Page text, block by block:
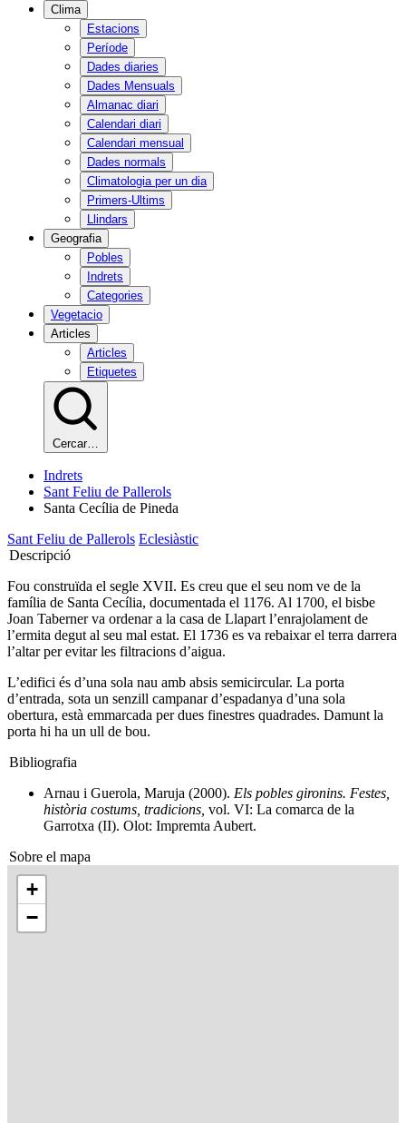
Clima
Estacions
Període
Dades diaries
Dades Mensuals
Almanac diari
Calendari diari
Calendari mensual
Dades normals
Climatologia per un dia
Primers-Ultims
Llindars
Geografia
Pobles
Indrets
Categories
Vegetacio
Articles
Articles
Etiquetes
Cercar…
Indrets
Sant Feliu de Pallerols
Santa Cecília de Pineda
Sant Feliu de Pallerols Eclesiàstic
Descripció
Fou construïda el segle XVII. Es creu que el seu nom ve de la
família de Santa Cecília, documentada el 1176. Al 1700, el bisbe
Joan Taberner va ordenar a la casa de Llapart l’enrajolament de
l’ermita degut al seu mal estat. El 1736 es va rebaixar el terra darrera
l’altar per evitar les filtracions d’aigua.
L’edifici és d’una sola nau amb absis semicircular. La porta
d’entrada, sota un senzill campanar d’espadanya d’una sola
obertura, està emmarcada per dues finestres quadrades. Damunt la
porta hi ha un ull de bou.
Bibliografia
Arnau i Guerola, Maruja (2000). Els pobles gironins. Festes,
història costums, tradicions, vol. VI: La comarca de la
Garrotxa (II). Olot: Impremta Aubert.
Sobre el mapa
+
−